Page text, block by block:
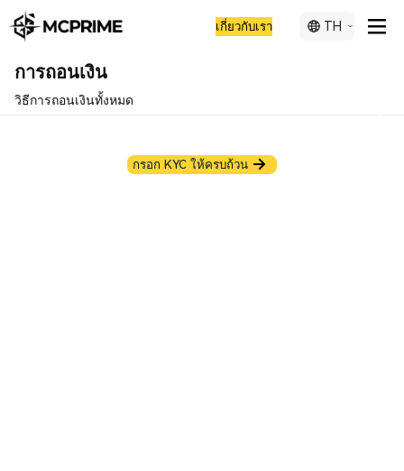
เกี่ยวกับเรา TH
การถอนเงิน
วิธีการถอนเงินทั้งหมด
กรอก KYC ให้ครบถ้วน